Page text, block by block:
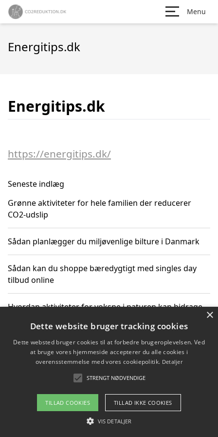
Menu
Energitips.dk
Energitips.dk
https://energitips.dk/
Seneste indlæg
Grønne aktiviteter for hele familien der reducerer
CO2-udslip
Sådan planlægger du miljøvenlige bilture i Danmark
Sådan kan du shoppe bæredygtigt med singles day
tilbud online
Hvordan aktiviteter for voksne i naturen kan bidrage
Sådan planlægger du dine vigtige datoer for CO2-
reduktion
Copyright 2026 - Pilanto Aps
Om / kontakt
×
Dette website bruger tracking cookies
Dette websted bruger cookies til at forbedre brugeroplevelsen. Ved
at bruge vores hjemmeside accepterer du alle cookies i
overensstemmelse med vores cookiepolitik. Detaljer
STRENGT NØDVENDIGE
TILLAD COOKIES TILLAD IKKE COOKIES
VIS DETALJER